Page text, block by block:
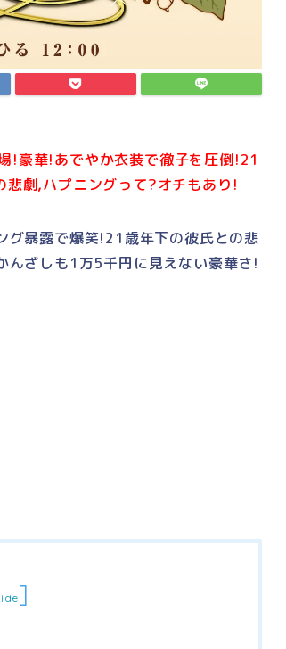
!豪華!あでやか衣装で徹子を圧倒!21
劇,ハプニングって?オチもあり!
暴露で爆笑!21歳年下の彼氏との悲
ざしも1万5千円に見えない豪華さ!
]